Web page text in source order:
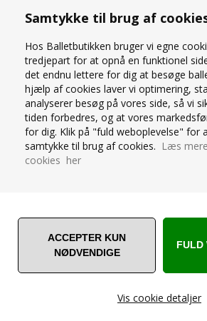
Samtykke til brug af
Hos Balletbutikken bruger vi egne
tredjepart for at opnå en funktionel
det endnu lettere for dig at besøge
hjælp af cookies laver vi optimering,
analyserer besøg på vores side, så vi
tiden forbedres, og at vores
for dig. Klik på "fuld weboplevelse" for
samtykke til brug af cookies. Læs
cookies her
Vis cookie detaljer
699,00 DKK
BLOCH EUROPEAN
BALANCE STRONG
TÅSPIDSSKO